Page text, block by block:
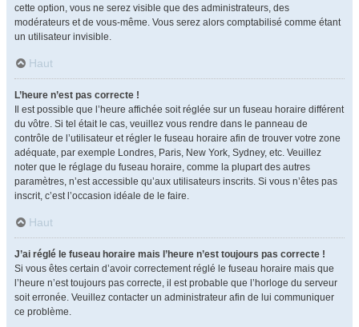
cette option, vous ne serez visible que des administrateurs, des
modérateurs et de vous-même. Vous serez alors comptabilisé comme étant
un utilisateur invisible.
Haut
L’heure n’est pas correcte !
Il est possible que l’heure affichée soit réglée sur un fuseau horaire différent
du vôtre. Si tel était le cas, veuillez vous rendre dans le panneau de
contrôle de l’utilisateur et régler le fuseau horaire afin de trouver votre zone
adéquate, par exemple Londres, Paris, New York, Sydney, etc. Veuillez
noter que le réglage du fuseau horaire, comme la plupart des autres
paramètres, n’est accessible qu’aux utilisateurs inscrits. Si vous n’êtes pas
inscrit, c’est l’occasion idéale de le faire.
Haut
J’ai réglé le fuseau horaire mais l’heure n’est toujours pas correcte !
Si vous êtes certain d’avoir correctement réglé le fuseau horaire mais que
l’heure n’est toujours pas correcte, il est probable que l’horloge du serveur
soit erronée. Veuillez contacter un administrateur afin de lui communiquer
ce problème.